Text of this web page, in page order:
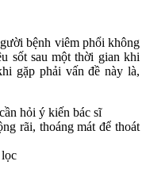
bệnh viêm phổi không
sốt sau một thời gian khi
gặp phải vấn đề này là,
hỏi ý kiến bác sĩ
rãi, thoáng mát để thoát